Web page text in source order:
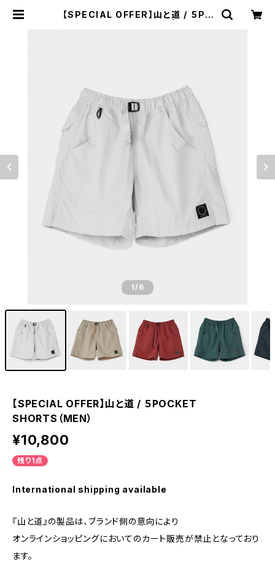
【SPECIAL OFFER】山と道 / ５PO
1/6
【SPECIAL OFFER】山と道 / ５POCKET
SHORTS（MEN）
¥10,800
残り1点
International shipping available
『山と道』の製品は、ブランド側の意向により
オンラインショッピングにおいてのカート販売が禁止となっており
ます。